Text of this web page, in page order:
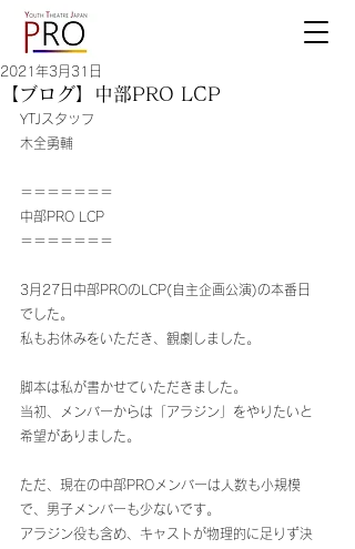
【ブログ】中部PRO LCP
2021年3月31日
YTJスタッフ
木全勇輔
＝＝＝＝＝＝＝
中部PRO LCP
＝＝＝＝＝＝＝
3月27日中部PROのLCP(自主企画公演)の本番日
でした。
私もお休みをいただき、観劇しました。
脚本は私が書かせていただきました。
当初、メンバーからは「アラジン」をやりたいと
希望がありました。
ただ、現在の中部PROメンバーは人数も小規模
で、男子メンバーも少ないです。
アラジン役も含め、キャストが物理的に足りず決